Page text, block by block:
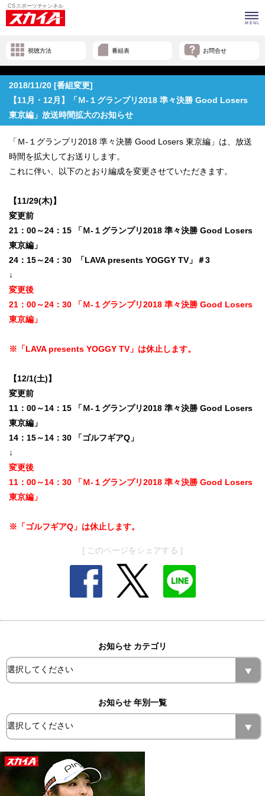
視聴方法 番組表 お問合せ
2018/11/20 [番組変更]
【11月・12月】「Ｍ-１グランプリ2018 準々決勝 Good Losers
東京編」放送時間拡大のお知らせ
「Ｍ-１グランプリ2018 準々決勝 Good Losers 東京編」は、放送
時間を拡大してお送りします。
これに伴い、以下のとおり編成を変更させていただきます。
【11/29(木)】
変更前
21：00～24：15 「Ｍ-１グランプリ2018 準々決勝 Good Losers
東京編」
24：15～24：30 「LAVA presents YOGGY TV」＃3
↓
変更後
21：00～24：30 「Ｍ-１グランプリ2018 準々決勝 Good Losers
東京編」
※「LAVA presents YOGGY TV」は休止します。
【12/1(土)】
変更前
11：00～14：15 「Ｍ-１グランプリ2018 準々決勝 Good Losers
東京編」
14：15～14：30 「ゴルフギアQ」
↓
変更後
11：00～14：30 「Ｍ-１グランプリ2018 準々決勝 Good Losers
東京編」
※「ゴルフギアQ」は休止します。
[ このページをシェアする ]
お知らせ カテゴリ
お知らせ 年別一覧